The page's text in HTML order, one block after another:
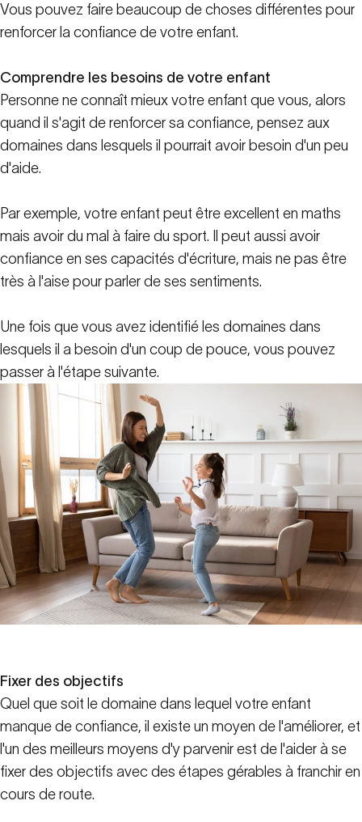
Vous pouvez faire beaucoup de choses différentes pour
renforcer la confiance de votre enfant.
Comprendre les besoins de votre enfant
Personne ne connaît mieux votre enfant que vous, alors
quand il s'agit de renforcer sa confiance, pensez aux
domaines dans lesquels il pourrait avoir besoin d'un peu
d'aide.
Par exemple, votre enfant peut être excellent en maths
mais avoir du mal à faire du sport. Il peut aussi avoir
confiance en ses capacités d'écriture, mais ne pas être
très à l'aise pour parler de ses sentiments.
Une fois que vous avez identifié les domaines dans
lesquels il a besoin d'un coup de pouce, vous pouvez
passer à l'étape suivante.
Fixer des objectifs
Quel que soit le domaine dans lequel votre enfant
manque de confiance, il existe un moyen de l'améliorer, et
l'un des meilleurs moyens d'y parvenir est de l'aider à se
fixer des objectifs avec des étapes gérables à franchir en
cours de route.